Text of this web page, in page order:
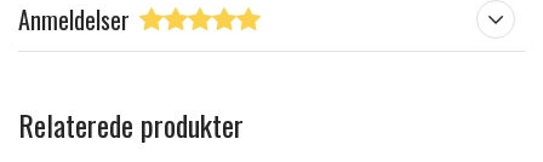
Anmeldelser
Relaterede produkter